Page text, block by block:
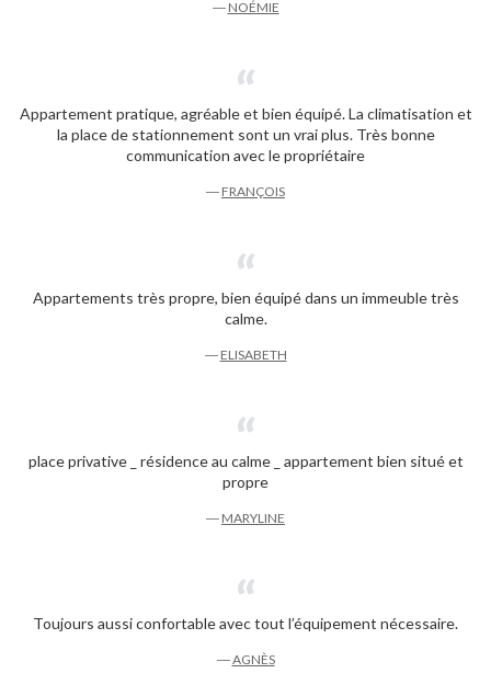
― NOÉMIE
Appartement pratique, agréable et bien équipé. La climatisation et
la place de stationnement sont un vrai plus. Très bonne
communication avec le propriétaire
― FRANÇOIS
Appartements très propre, bien équipé dans un immeuble très
calme.
― ELISABETH
place privative _ résidence au calme _ appartement bien situé et
propre
― MARYLINE
Toujours aussi confortable avec tout l’équipement nécessaire.
―AGNÈS